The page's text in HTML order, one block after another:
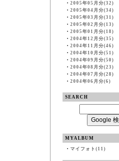
・ 2005年05月分(32)
・ 2005年04月分(34)
・ 2005年03月分(31)
・ 2005年02月分(13)
・ 2005年01月分(18)
・ 2004年12月分(35)
・ 2004年11月分(46)
・ 2004年10月分(51)
・ 2004年09月分(50)
・ 2004年08月分(23)
・ 2004年07月分(28)
・ 2004年06月分(6)
SEARCH
MYALBUM
・ マイフォト(11)